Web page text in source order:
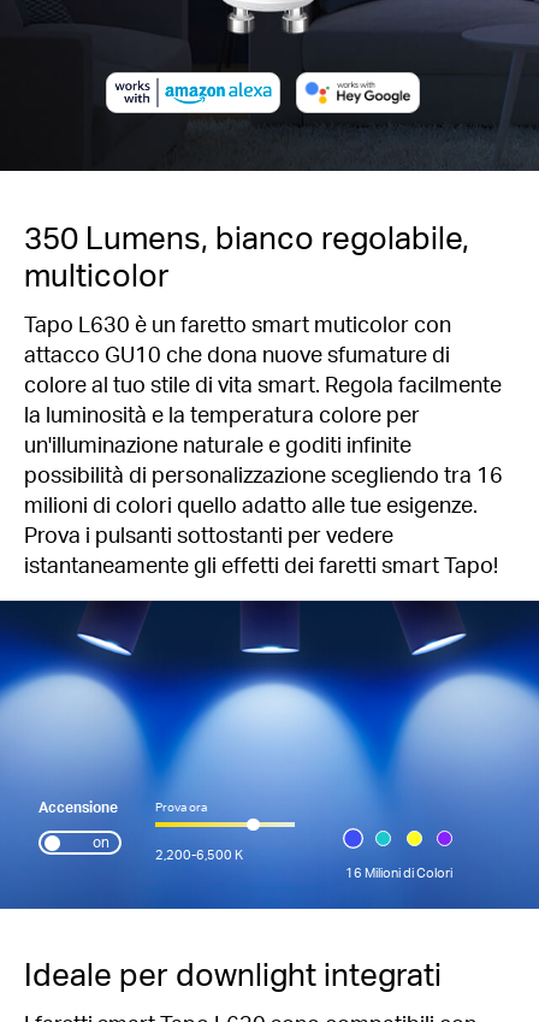
350 Lumens, bianco regolabile,
multicolor
Tapo L630 è un faretto smart muticolor con
attacco GU10 che dona nuove sfumature di
colore al tuo stile di vita smart. Regola facilmente
la luminosità e la temperatura colore per
un'illuminazione naturale e goditi infinite
possibilità di personalizzazione scegliendo tra 16
milioni di colori quello adatto alle tue esigenze.
Prova i pulsanti sottostanti per vedere
istantaneamente gli effetti dei faretti smart Tapo!
Accensione
on
Prova ora
2,200-6,500 K
16 Milioni di Colori
Ideale per downlight integrati